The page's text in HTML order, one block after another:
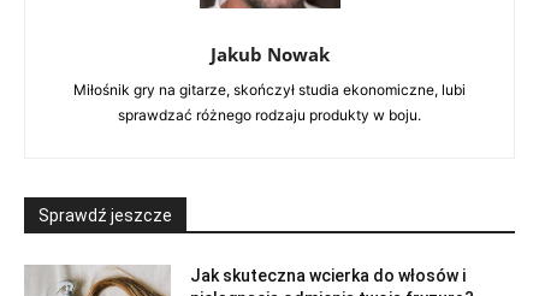
Jakub Nowak
Miłośnik gry na gitarze, skończył studia ekonomiczne, lubi
sprawdzać różnego rodzaju produkty w boju.
Sprawdź jeszcze
Jak skuteczna wcierka do włosów i